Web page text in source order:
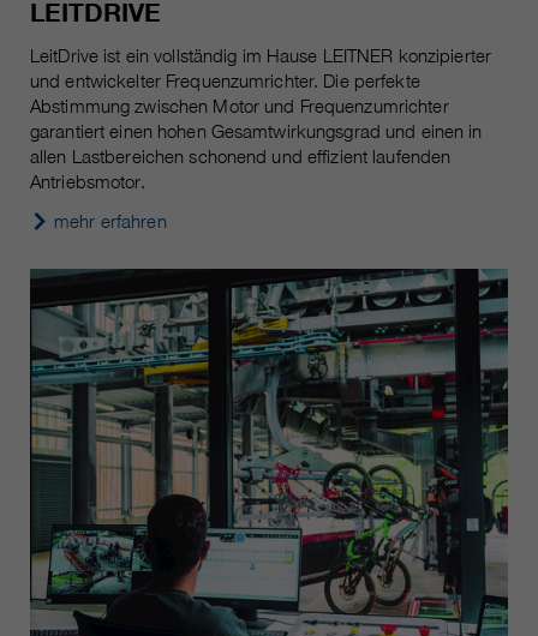
LEITDRIVE
LeitDrive ist ein vollständig im Hause LEITNER konzipierter
und entwickelter Frequenzumrichter. Die perfekte
Abstimmung zwischen Motor und Frequenzumrichter
garantiert einen hohen Gesamtwirkungsgrad und einen in
allen Lastbereichen schonend und effizient laufenden
Antriebsmotor.
mehr erfahren